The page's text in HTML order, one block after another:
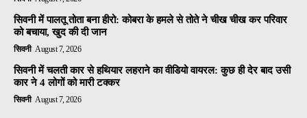
सिवनी में पालतू तोता बना हीरो: कोबरा के हमले से तोते ने चीख चीख कर परिवार
को बचाया, खुद की दी जान
सिवनी August 7, 2026
सिवनी में चलती कार से हथियार लहराने का वीडियो वायरल: कुछ ही देर बाद उसी
कार ने 4 लोगों को मारी टक्कर
सिवनी August 7, 2026